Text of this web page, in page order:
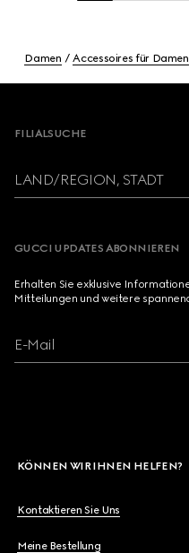
Damen Accessoires für Damen
FILIALSUCHE
LAND/REGION, STADT
GUCCI UPDATES ABONNIEREN
Erhalten Sie exklusive
Mitteilungen und weitere
E-Mail
KÖNNEN WIR IHNEN HELFEN?
Kontaktieren Sie Uns
Meine Bestellung